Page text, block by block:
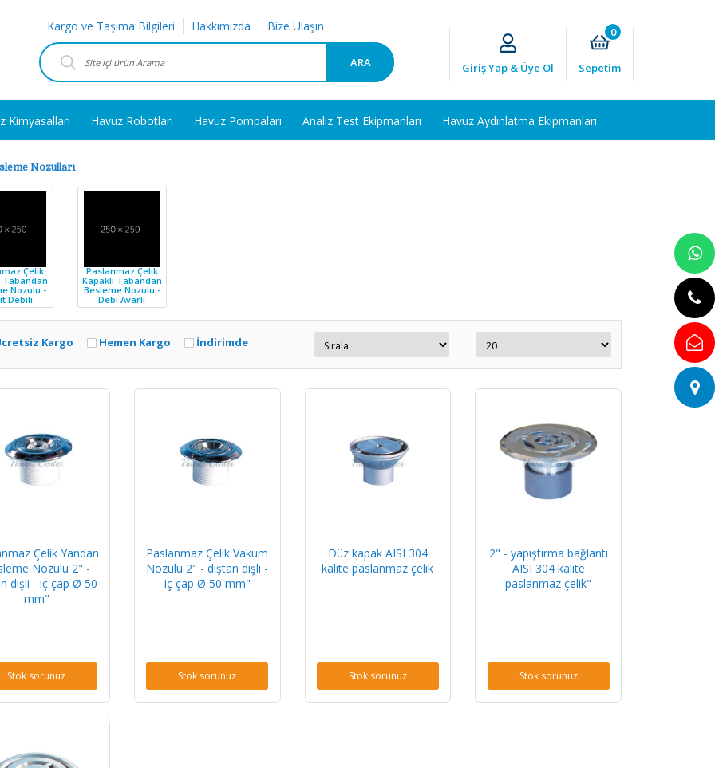
Kargo ve Taşıma Bilgileri Hakkımızda Bize Ulaşın
ARA Giriş Yap & Üye Ol
0
Sepetim
Kimyasalları Havuz Robotları Havuz Pompaları Analiz Test Ekipmanları Havuz Aydınlatma Ekipmanları
Nozulları
Çelik
Tabandan
Nozulu -
Debili
Paslanmaz Çelik
Kapaklı Tabandan
Besleme Nozulu -
Debi Ayarlı
Kargo Hemen Kargo İndirimde
Çelik Yandan
Nozulu 2" -
dişli - iç çap Ø 50
mm"
Stok sorunuz
Paslanmaz Çelik Vakum
Nozulu 2" - dıştan dişli -
iç çap Ø 50 mm"
Stok sorunuz
Düz kapak AISI 304
kalite paslanmaz çelik
Stok sorunuz
2" - yapıştırma bağlantı
AISI 304 kalite
paslanmaz çelik"
Stok sorunuz